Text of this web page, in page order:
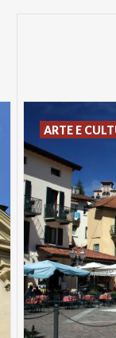
massimo
Short
massimo
08:30
iscrizioni
Contatti:
Marathon trail
ARTE E